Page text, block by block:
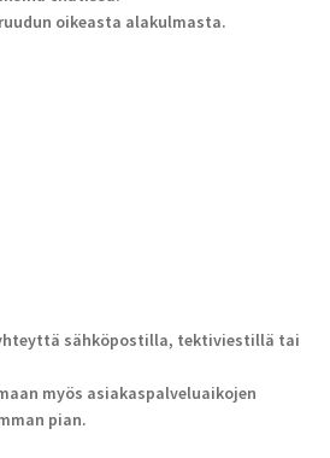
oikeasta alakulmasta.
sähköpostilla, tektiviestillä tai
myös asiakaspalveluaikojen
pian.